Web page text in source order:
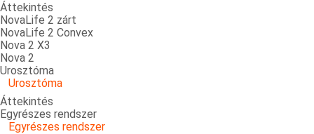
Áttekintés
NovaLife 2 zárt
NovaLife 2 Convex
Nova 2 X3
Nova 2
Urosztóma
Urosztóma
Áttekintés
Egyrészes rendszer
Egyrészes rendszer